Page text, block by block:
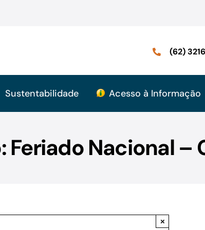
(62)
Sustentabilidade Acesso à Informação
Feriado Nacional –
×